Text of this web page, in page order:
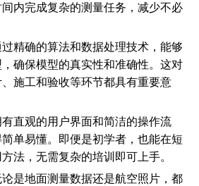
内完成复杂的测量任务，减少不必
确的算法和数据处理技术，能够
确保模型的真实性和准确性。这对
施工和验收等环节都具有重要意
观的用户界面和简洁的操作流
单易懂。即便是初学者，也能在短
法，无需复杂的培训即可上手。
地面测量数据还是航空照片，都